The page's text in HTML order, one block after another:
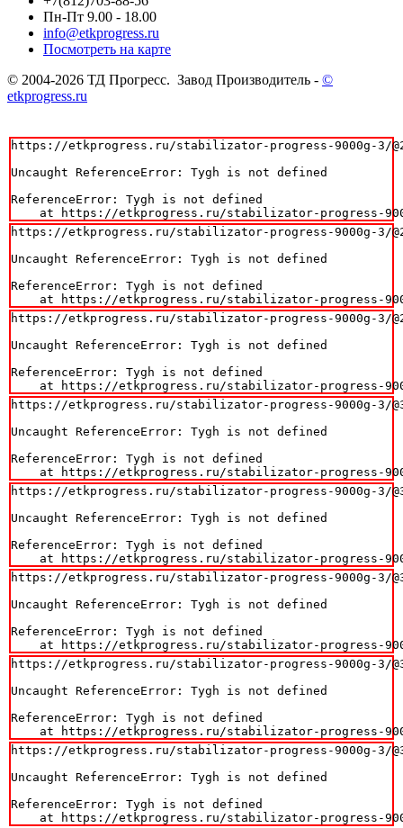
Пн-Пт 9.00 - 18.00
info@etkprogress.ru
Посмотреть на карте
© 2004-2026 ТД Прогресс. Завод Производитель - ©
etkprogress.ru
https://etkprogress.ru/stabilizator-progress-9000g-3/
Uncaught ReferenceError: Tygh is not defined
ReferenceError: Tygh is not defined
at https://etkprogress.ru/stabilizator-progress-
https://etkprogress.ru/stabilizator-progress-9000g-3/
Uncaught ReferenceError: Tygh is not defined
ReferenceError: Tygh is not defined
at https://etkprogress.ru/stabilizator-progress-
https://etkprogress.ru/stabilizator-progress-9000g-3/
Uncaught ReferenceError: Tygh is not defined
ReferenceError: Tygh is not defined
at https://etkprogress.ru/stabilizator-progress-
https://etkprogress.ru/stabilizator-progress-9000g-3/
Uncaught ReferenceError: Tygh is not defined
ReferenceError: Tygh is not defined
at https://etkprogress.ru/stabilizator-progress-
https://etkprogress.ru/stabilizator-progress-9000g-3/
Uncaught ReferenceError: Tygh is not defined
ReferenceError: Tygh is not defined
at https://etkprogress.ru/stabilizator-progress-
https://etkprogress.ru/stabilizator-progress-9000g-3/
Uncaught ReferenceError: Tygh is not defined
ReferenceError: Tygh is not defined
at https://etkprogress.ru/stabilizator-progress-
https://etkprogress.ru/stabilizator-progress-9000g-3/
Uncaught ReferenceError: Tygh is not defined
ReferenceError: Tygh is not defined
at https://etkprogress.ru/stabilizator-progress-
https://etkprogress.ru/stabilizator-progress-9000g-3/
Uncaught ReferenceError: Tygh is not defined
ReferenceError: Tygh is not defined
at https://etkprogress.ru/stabilizator-progress-